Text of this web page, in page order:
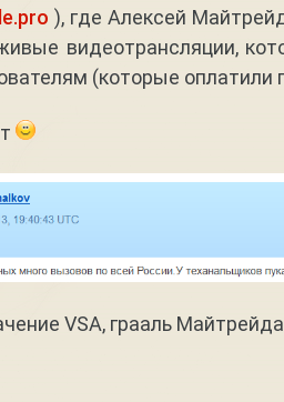
), где Алексей
видеотрансляции,
(которые оплатили
VSA, грааль